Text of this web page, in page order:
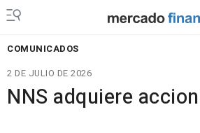
COMUNICADOS
2 DE JULIO DE 2026
NNS adquiere